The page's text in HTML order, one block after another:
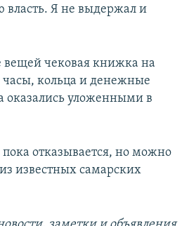
власть. Я не выдержал и
вещей чековая книжка на
часы, кольца и денежные
оказались уложенными в
пока отказывается, но можно
известных самарских